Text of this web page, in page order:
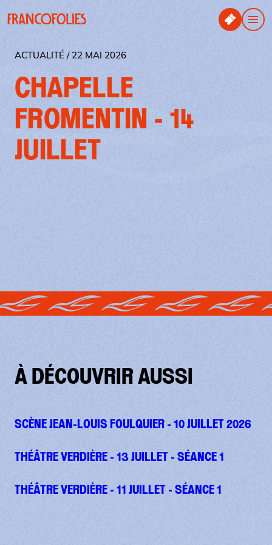
ACTUALITÉ / 22 MAI 2026
CHAPELLE
FROMENTIN - 14
JUILLET
À DÉCOUVRIR AUSSI
SCÈNE JEAN-LOUIS FOULQUIER - 10 JUILLET 2026
THÉÂTRE VERDIÈRE - 13 JUILLET - SÉANCE 1
THÉÂTRE VERDIÈRE - 11 JUILLET - SÉANCE 1